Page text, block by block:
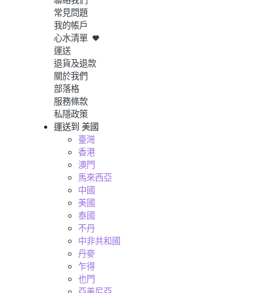
常見問題
我的帳戶
心水清單
運送
退貨及退款
關於我們
部落格
服務條款
私隱政策
運送到 美國
臺灣
香港
澳門
馬來西亞
中國
美國
泰國
不丹
中非共和國
丹麥
乍得
也門